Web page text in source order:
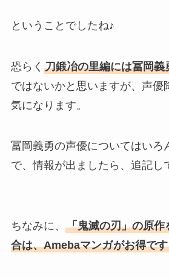
ということでしたね♪
恐らく 刀鍛冶の里編には冨岡義
ではないかと思いますが、声優
気になります。
冨岡義勇の声優についてはいろ
で、情報が出ましたら、追記し
ちなみに、 「鬼滅の刃」の原作
合は、Amebaマンガがお得で